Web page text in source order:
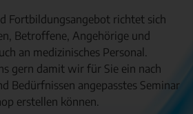
Fortbildungsangebot richtet sich
Betroffene, Angehörige und
an medizinisches Personal.
gern damit wir für Sie ein nach
Bedürfnissen angepasstes Seminar
erstellen können.